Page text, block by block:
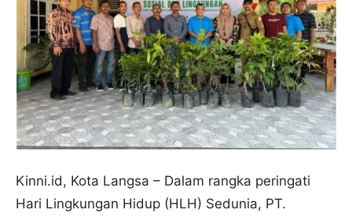
Kinni.id, Kota Langsa – Dalam rangka peringati
Hari Lingkungan Hidup (HLH) Sedunia, PT.